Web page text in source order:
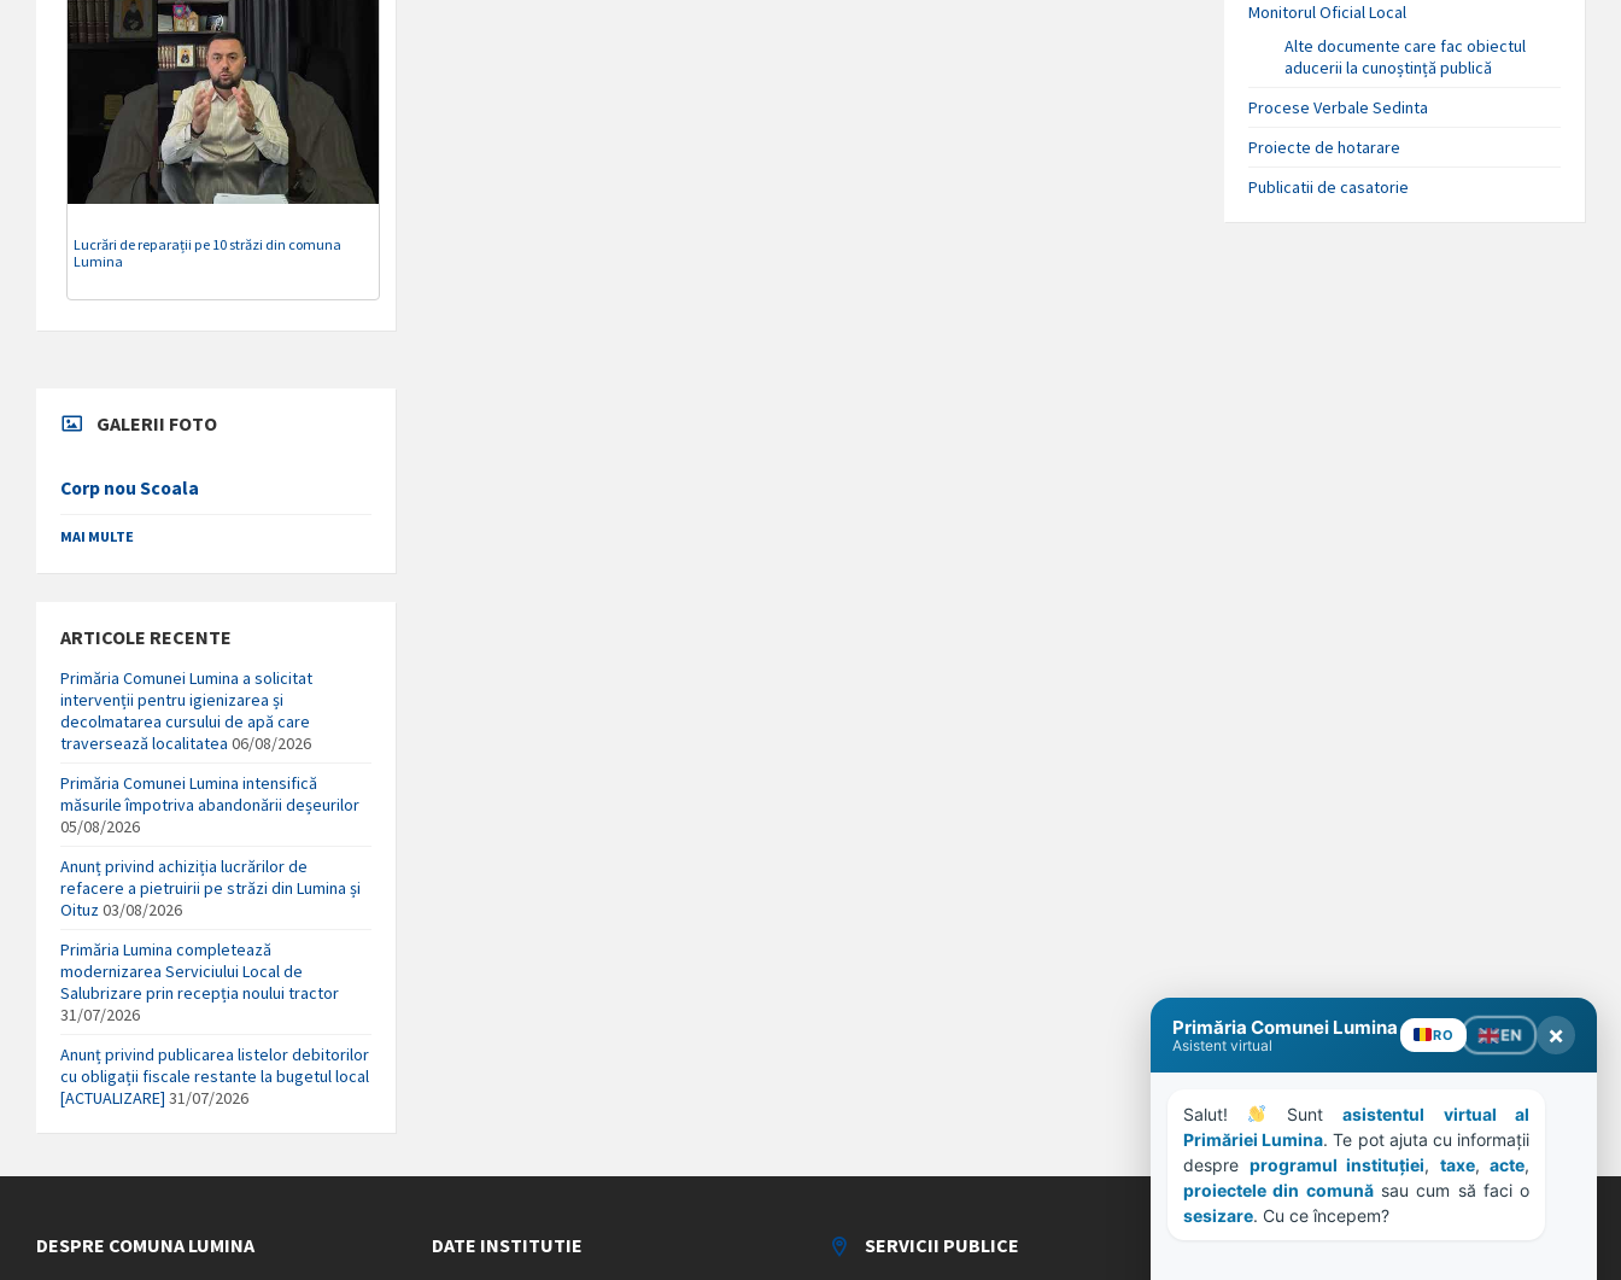
Lucrări de reparații pe 10 străzi din comuna
Lumina
GALERII FOTO
Corp nou Scoala
MAI MULTE
ARTICOLE RECENTE
Primăria Comunei Lumina a solicitat
intervenții pentru igienizarea și
decolmatarea cursului de apă care
traversează localitatea 06/08/2026
Primăria Comunei Lumina intensifică
măsurile împotriva abandonării deșeurilor
05/08/2026
Anunț privind achiziția lucrărilor de
refacere a pietruirii pe străzi din Lumina și
Oituz 03/08/2026
Primăria Lumina completează
modernizarea Serviciului Local de
Salubrizare prin recepția noului tractor
31/07/2026
Anunț privind publicarea listelor debitorilor
cu obligații fiscale restante la bugetul local
[ACTUALIZARE] 31/07/2026
Monitorul Oficial Local
Alte documente care fac obiectul
aducerii la cunoștință publică
Procese Verbale Sedinta
Proiecte de hotarare
Publicatii de casatorie
DESPRE COMUNA LUMINA DATE INSTITUTIE SERVICII PUBLICE
Primăria Comunei Lumina
Asistent virtual
RO EN ×
Salut! Sunt asistentul virtual al
Primăriei Lumina. Te pot ajuta cu informații
despre programul instituției, taxe, acte
proiectele din comună
sesizare. Cu ce începem?